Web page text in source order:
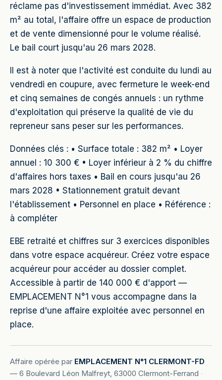
réclame pas d'investissement immédiat. Avec 382
m² au total, l'affaire offre un espace de production
et de vente dimensionné pour le volume réalisé.
Le bail court jusqu'au 26 mars 2028.
Il est à noter que l'activité est conduite du lundi au
vendredi en coupure, avec fermeture le week-end
et cinq semaines de congés annuels : un rythme
d'exploitation qui préserve la qualité de vie du
repreneur sans peser sur les performances.
Données clés : • Surface totale : 382 m² • Loyer
annuel : 10 300 € • Loyer inférieur à 2 % du chiffre
d'affaires hors taxes • Bail en cours jusqu'au 26
mars 2028 • Stationnement gratuit devant
l'établissement • Personnel en place • Référence :
à compléter
EBE retraité et chiffres sur 3 exercices disponibles
dans votre espace acquéreur. Créez votre espace
acquéreur pour accéder au dossier complet.
Accessible à partir de 140 000 € d'apport —
EMPLACEMENT N°1 vous accompagne dans la
reprise d'une affaire exploitée avec personnel en
place.
Affaire opérée par EMPLACEMENT N°1 CLERMONT-FD
— 6 Boulevard Léon Malfreyt, 63000 Clermont-Ferrand ·